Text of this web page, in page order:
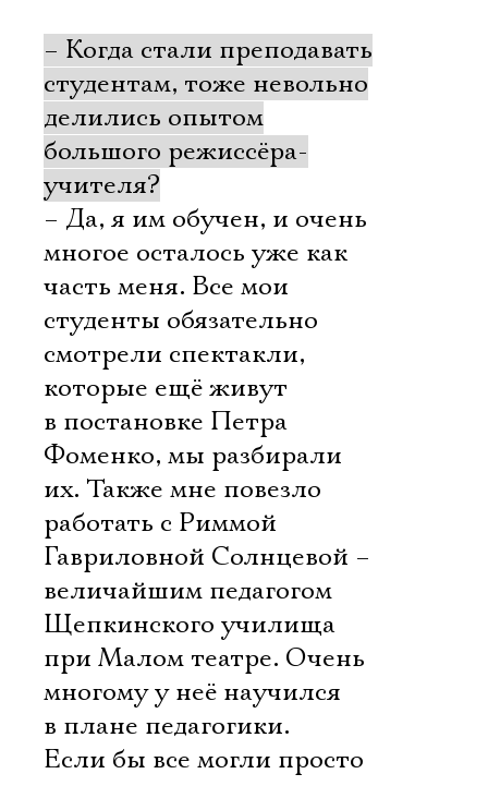
– Когда стали преподавать
студентам, тоже невольно
делились опытом
большого режиссёра-
учителя?
– Да, я им обучен, и очень
многое осталось уже как
часть меня. Все мои
студенты обязательно
смотрели спектакли,
которые ещё живут
в постановке Петра
Фоменко, мы разбирали
их. Также мне повезло
работать с Риммой
Гавриловной Солнцевой –
величайшим педагогом
Щепкинского училища
при Малом театре. Очень
многому у неё научился
в плане педагогики.
Если бы все могли просто